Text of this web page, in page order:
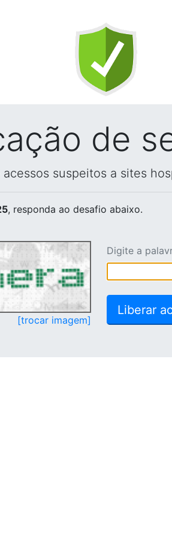
de
suspeitos a sites
, responda ao desafio abaixo.
[trocar imagem]
Digite a